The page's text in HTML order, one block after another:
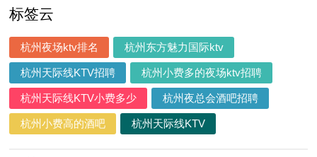
标签云
杭州夜场ktv排名 杭州东方魅力国际ktv
杭州天际线KTV招聘 杭州小费多的夜场ktv招聘
杭州天际线KTV小费多少 杭州夜总会酒吧招聘
杭州小费高的酒吧 杭州天际线KTV